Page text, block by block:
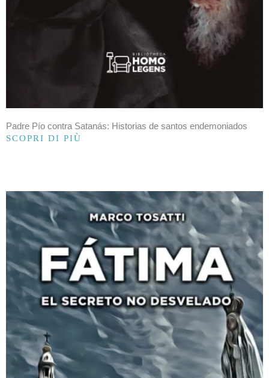
Padre Pío contra Satanás: Historias de santos endemoniados
SCOPRI DI PIÙ